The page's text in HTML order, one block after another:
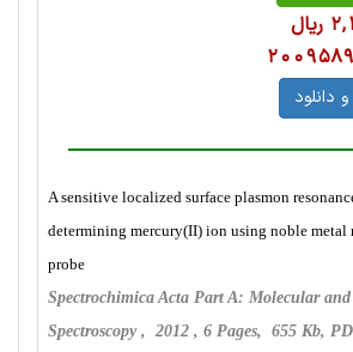
2009589
دانلود
A sensitive localized surface plasmon
determining mercury(II) ion using noble metal
probe
Spectrochimica Acta Part A: Molecular
Spectroscopy , 2012 , 6 Pages, 655 Kb,